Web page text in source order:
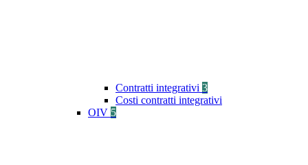
Contratti integrativi 3
Costi contratti integrativi
OIV 5